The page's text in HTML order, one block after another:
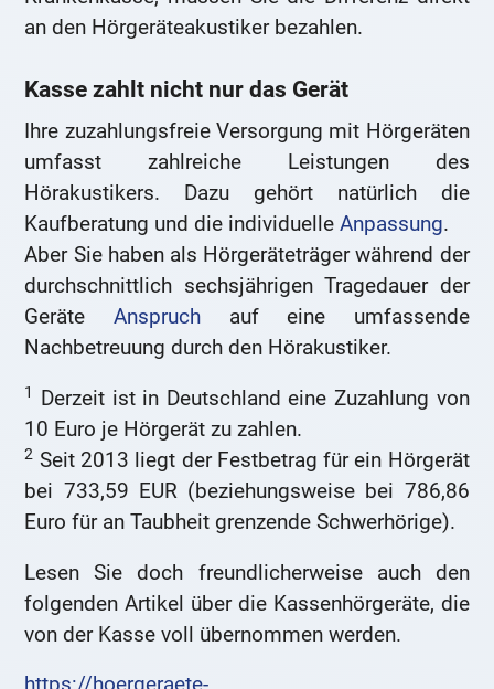
an den Hörgeräteakustiker bezahlen.
Kasse zahlt nicht nur das Gerät
Ihre zuzahlungsfreie Versorgung mit Hörgeräten
umfasst zahlreiche Leistungen des
Hörakustikers. Dazu gehört natürlich die
Kaufberatung und die individuelleAnpassung.
Aber Sie haben als Hörgeräteträger während der
durchschnittlich sechsjährigen Tragedauer der
Geräte Anspruchauf eine umfassende
Nachbetreuung durch den Hörakustiker.
1
Derzeit ist in Deutschland eine Zuzahlung von
10 Euro je Hörgerät zu zahlen.
2 Seit 2013 liegt der Festbetrag für ein Hörgerät
bei 733,59 EUR (beziehungsweise bei 786,86
Euro für an Taubheit grenzende Schwerhörige).
Lesen Sie doch freundlicherweise auch den
folgenden Artikel über die Kassenhörgeräte, die
von der Kasse voll übernommen werden.